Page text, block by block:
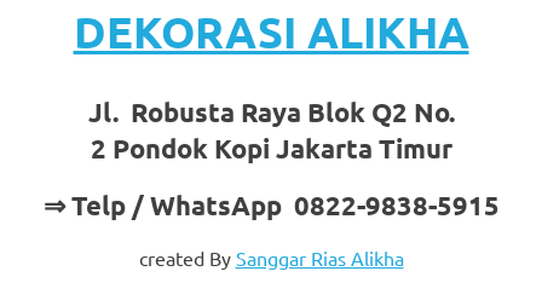
DEKORASI ALIKHA
Jl. Robusta Raya Blok Q2 No.
2 Pondok Kopi Jakarta Timur
⇒ Telp / WhatsApp 0822-9838-5915
created By Sanggar Rias Alikha